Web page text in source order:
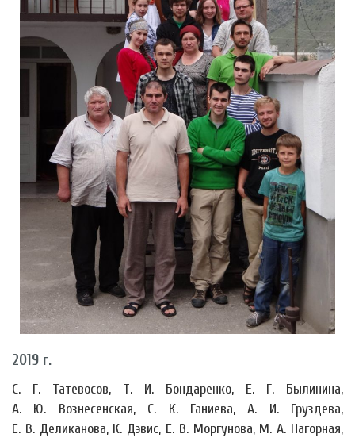
2019 г.
С. Г. Татевосов, Т. И. Бондаренко, Е. Г. Былинина,
А. Ю. Вознесенская, С. К. Ганиева, А. И. Груздева,
Е. В. Деликанова, К. Дэвис, Е. В. Моргунова, М. А. Нагорная,